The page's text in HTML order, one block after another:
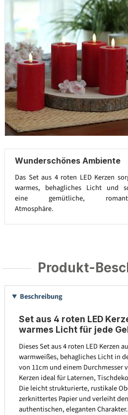
Wunderschönes Ambiente
Das Set aus 4 roten LED Kerzen
warmes, behagliches Licht und
eine gemütliche,
Atmosphäre.
Produkt-
Beschreibung
Set aus 4 roten LED
warmes Licht für jede
Dieses Set aus 4 roten LED Kerzen
warmweißes, behagliches Licht in
von 11cm und einem Durchmesser
Kerzen ideal für Laternen,
Die leicht strukturierte, rustikale
zerknittertes Papier und verleiht
authentischen, eleganten Charakter.